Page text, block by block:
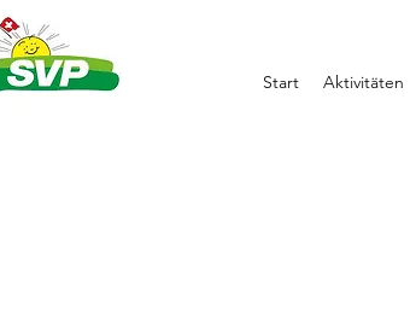
Start Aktivitäten